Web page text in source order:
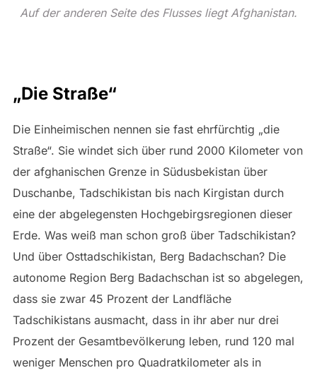
Auf der anderen Seite des Flusses liegt Afghanistan.
„Die Straße“
Die Einheimischen nennen sie fast ehrfürchtig „die
Straße“. Sie windet sich über rund 2000 Kilometer von
der afghanischen Grenze in Südusbekistan über
Duschanbe, Tadschikistan bis nach Kirgistan durch
eine der abgelegensten Hochgebirgsregionen dieser
Erde. Was weiß man schon groß über Tadschikistan?
Und über Osttadschikistan, Berg Badachschan? Die
autonome Region Berg Badachschan ist so abgelegen,
dass sie zwar 45 Prozent der Landfläche
Tadschikistans ausmacht, dass in ihr aber nur drei
Prozent der Gesamtbevölkerung leben, rund 120 mal
weniger Menschen pro Quadratkilometer als in